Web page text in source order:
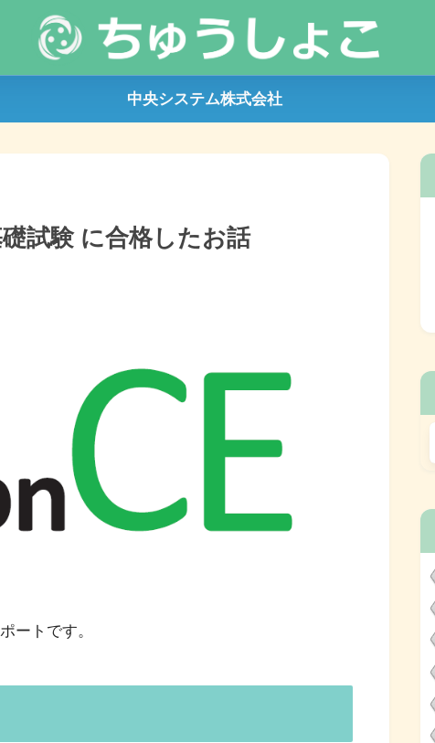
中央システム株式会社
試験 に合格したお話
ートです。